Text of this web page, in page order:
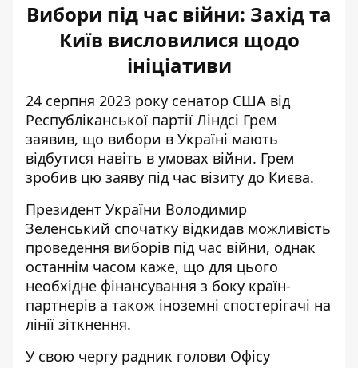
Вибори під час війни: Захід та
Київ висловилися щодо
ініціативи
24 серпня 2023 року сенатор США від
Республіканської партії Ліндсі Грем
заявив, що вибори в Україні мають
відбутися навіть в умовах війни. Грем
зробив цю заяву під час візиту до Києва.
Президент України Володимир
Зеленський спочатку відкидав можливість
проведення виборів під час війни, однак
останнім часом каже, що для цього
необхідне фінансування з боку країн-
партнерів а також іноземні спостерігачі на
лінії зіткнення.
У свою чергу радник голови Офісу